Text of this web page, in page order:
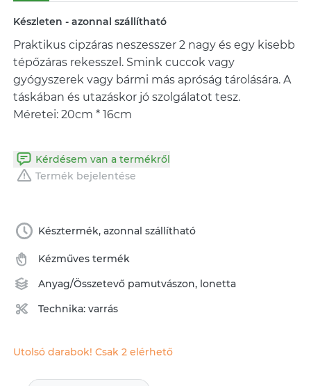
Készleten - azonnal szállítható
Praktikus cipzáras neszesszer 2 nagy és egy kisebb
tépőzáras rekesszel. Smink cuccok vagy
gyógyszerek vagy bármi más apróság tárolására. A
táskában és utazáskor jó szolgálatot tesz.
Méretei: 20cm * 16cm
Kérdésem van a termékről
Termék bejelentése
Késztermék, azonnal szállítható
Kézműves termék
Anyag/Összetevő pamutvászon, lonetta
Technika:varrás
Utolsó darabok! Csak 2 elérhető